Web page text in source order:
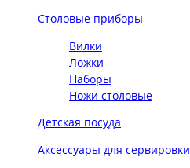
Столовые приборы
Вилки
Ложки
Наборы
Ножи столовые
Детская посуда
Аксессуары для сервировки